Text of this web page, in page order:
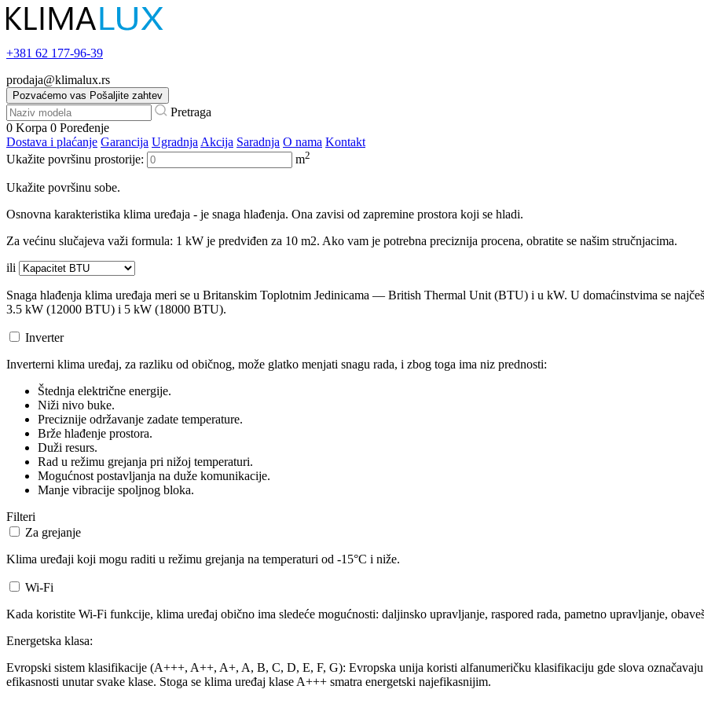
+381 62 177-96-39
prodaja@klimalux.rs
Pozvaćemo vas Pošaljite zahtev
Pretraga
0 Korpa 0 Poređenje
Dostava i plaćanje Garancija Ugradnja Akcija Saradnja O nama Kontakt
Ukažite površinu prostorije:
m2
Ukažite površinu sobe.
Osnovna karakteristika klima uređaja - je snaga hlađenja. Ona zavisi od zapremine prostora koji se hladi.
Za većinu slučajeva važi formula: 1 kW je predviđen za 10 m2. Ako vam je potrebna preciznija procena, obratite se našim stručnjacima.
ili
Snaga hlađenja klima uređaja meri se u Britanskim Toplotnim Jedinicama — British Thermal Unit (BTU) i u kW. U domaćinstvima se
3.5 kW (12000 BTU) i 5 kW (18000 BTU).
Inverter
Inverterni klima uređaj, za razliku od običnog, može glatko menjati snagu rada, i zbog toga ima niz prednosti:
Štednja električne energije.
Niži nivo buke.
Preciznije održavanje zadate temperature.
Brže hlađenje prostora.
Duži resurs.
Rad u režimu grejanja pri nižoj temperaturi.
Mogućnost postavljanja na duže komunikacije.
Manje vibracije spoljnog bloka.
Filteri
Za grejanje
Klima uređaji koji mogu raditi u režimu grejanja na temperaturi od -15°C i niže.
Wi-Fi
Kada koristite Wi-Fi funkcije, klima uređaj obično ima sledeće mogućnosti: daljinsko upravljanje, raspored rada, pametno upravljanje,
Energetska klasa:
Evropski sistem klasifikacije (A+++, A++, A+, A, B, C, D, E, F, G): Evropska unija koristi alfanumeričku klasifikaciju gde slova
efikasnosti unutar svake klase. Stoga se klima uređaj klase A+++ smatra energetski najefikasnijim.